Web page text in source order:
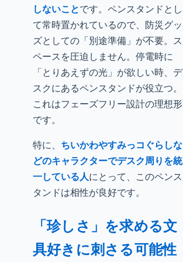
しないことです。ペンスタンドとし
て常時置かれているので、防災グッ
ズとしての「別途準備」が不要。ス
ペースを圧迫しません。停電時に
「とりあえずの光」が欲しい時、デ
スクにあるペンスタンドが役立つ。
これはフェーズフリー設計の理想形
です。
特に、 ちいかわやすみっコぐらしな
どのキャラクターでデスク周りを統
一している人にとって、このペンス
タンドは相性が良好です。
「珍しさ」を求める文
具好きに刺さる可能性